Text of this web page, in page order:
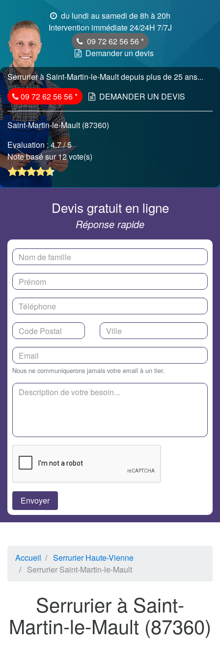
du lundi au samedi de 8h à 20h
Intervention immédiate 24/24H 7/7J
09 72 62 56 56 *
Demander un devis
Serrurier à Saint-Martin-le-Mault depuis plus de 25 ans...
09 72 62 56 56* DEMANDER UN DEVIS
Saint-Martin-le-Mault (87360)
Evaluation :4.7/ 5
Note basé sur 12 vote(s)
Devis gratuit en ligne
Réponse rapide
Nous ne communiquerons jamais votre email à un tier.
Accueil
Serrurier Haute-Vienne
Serrurier Saint-Martin-le-Mault
Serrurier à Saint-
Martin-le-Mault (87360)